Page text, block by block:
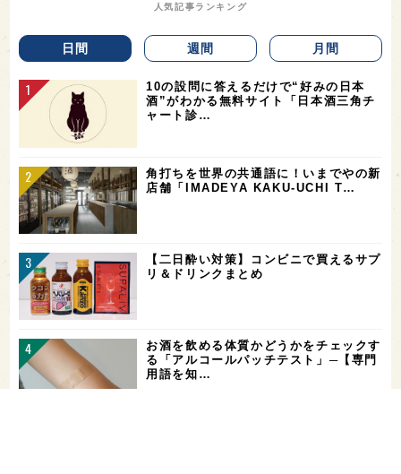
人気記事ランキング
日間 週間 月間
10の設問に答えるだけで“好みの日本
酒”がわかる無料サイト「日本酒三角チ
ャート診…
角打ちを世界の共通語に！いまでやの新
店舗「IMADEYA KAKU-UCHI T…
【二日酔い対策】コンビニで買えるサプ
リ＆ドリンクまとめ
お酒を飲める体質かどうかをチェックす
る「アルコールパッチテスト」─【専門
用語を知…